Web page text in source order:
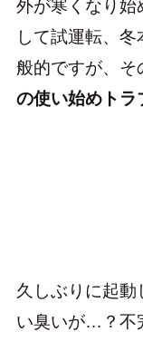
外が寒くなり始
して試運転、
般的ですが、そ
の使い始めトラ
久しぶりに起動
い臭いが…？不